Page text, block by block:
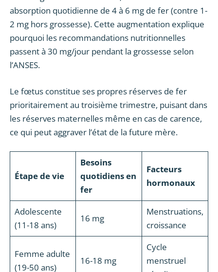
absorption quotidienne de 4 à 6 mg de fer (contre 1-
2 mg hors grossesse). Cette augmentation explique
pourquoi les recommandations nutritionnelles
passent à 30 mg/jour pendant la grossesse selon
l’ANSES.
Le fœtus constitue ses propres réserves de fer
prioritairement au troisième trimestre, puisant dans
les réserves maternelles même en cas de carence,
ce qui peut aggraver l’état de la future mère.
Étape de vie
Besoins
quotidiens en
fer
Facteurs
hormonaux
Adolescente
(11-18 ans)
16 mg
Menstruations,
croissance
Femme adulte
(19-50 ans)
16-18 mg
Cycle
menstruel